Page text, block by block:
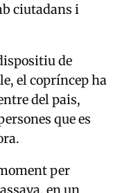
ciutadans i
de
el copríncep ha
del pais,
que es
per
en un